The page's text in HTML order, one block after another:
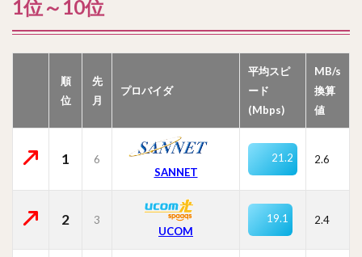
1位～10位
順
位
先
月
プロバイダ
平均スピ
ード
(Mbps)
MB/s
換算
値
1
6
SANNET
21.2 2.6
2
3
UCOM
19.1 2.4